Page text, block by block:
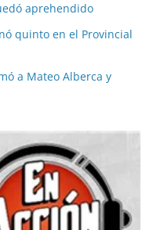
aprehendido
quinto en el Provincial
a Mateo Alberca y